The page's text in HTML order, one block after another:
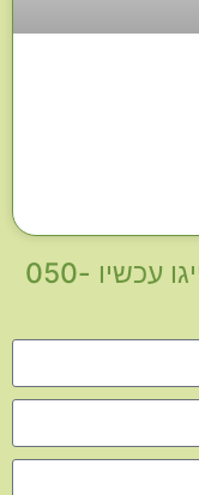
מוזמנים לפנות בכל שאלה חייגו עכשיו 050-